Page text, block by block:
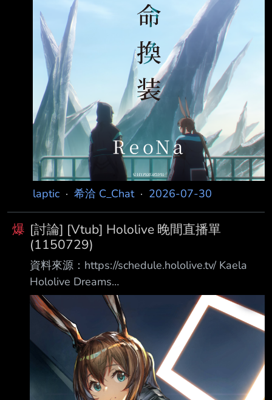
https://www.youtube.com/watch?
v=BAYH0KrTWYI 09:00 古石碧珠 出道三周年
慶祝會 開幕說明 https://ww
laptic · 希洽 C_Chat· 2026-07-30
爆 [討論] [Vtub] Hololive 晚間直播單
(1150729)
資料來源：https://schedule.hololive.tv/ Kaela
Hololive Dreams
https://www.youtube.com/watch?
v=lnfApqsyeeM 預告實況 19:00 綺綺羅羅薇薇
ASMR（試聽段）
https://www.youtube.com/watch?
v=7xpXWMRE4r4 多人 貓咪郵政 白上フブキ ：
https://www.youtube.com/watch?
v=O2MwNSUe0S8 不知火フレア：